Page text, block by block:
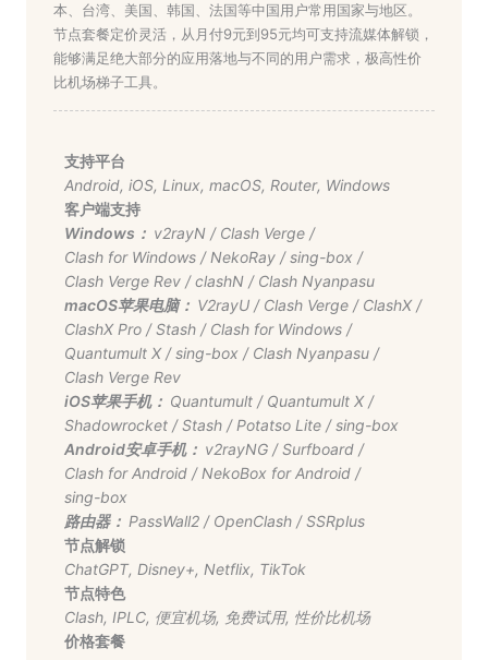
本、台湾、美国、韩国、法国等中国用户常用国家与地区。
节点套餐定价灵活，从月付9元到95元均可支持流媒体解锁，
能够满足绝大部分的应用落地与不同的用户需求，极高性价
比机场梯子工具。
支持平台
Android, iOS, Linux, macOS, Router, Windows
客户端支持
Windows： v2rayN/ Clash Verge/
Clash for Windows/ NekoRay/sing-box/
Clash Verge Rev/clashN/ Clash Nyanpasu
macOS苹果电脑： V2rayU/ Clash Verge/ ClashX/
ClashX Pro/Stash/ Clash for Windows/
Quantumult X/sing-box/ Clash Nyanpasu/
Clash Verge Rev
iOS苹果手机： Quantumult/ Quantumult X/
Shadowrocket/Stash/ Potatso Lite/sing-box
Android安卓手机： v2rayNG/Surfboard/
Clash for Android/ NekoBox for Android/
sing-box
路由器： PassWall2/ OpenClash/SSRplus
节点解锁
ChatGPT, Disney+, Netflix, TikTok
节点特色
Clash, IPLC, 便宜机场, 免费试用, 性价比机场
价格套餐